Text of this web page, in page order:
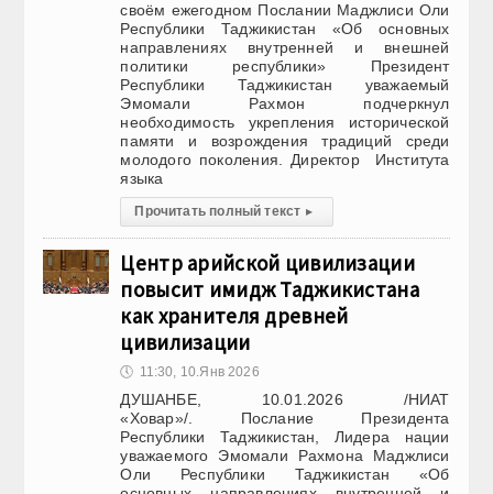
своём ежегодном Послании Маджлиси Оли
Республики Таджикистан «Об основных
направлениях внутренней и внешней
политики республики» Президент
Республики Таджикистан уважаемый
Эмомали Рахмон подчеркнул
необходимость укрепления исторической
памяти и возрождения традиций среди
молодого поколения. Директор Института
языка
Прочитать полный текст ▸
Центр арийской цивилизации
повысит имидж Таджикистана
как хранителя древней
цивилизации
🕔 11:30, 10.Янв 2026
ДУШАНБЕ, 10.01.2026 /НИАТ
«Ховар»/. Послание Президента
Республики Таджикистан, Лидера нации
уважаемого Эмомали Рахмона Маджлиси
Оли Республики Таджикистан «Об